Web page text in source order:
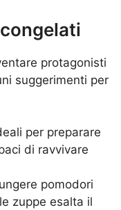
protagonisti
suggerimenti per
per preparare
di ravvivare
pomodori
zuppe esalta il